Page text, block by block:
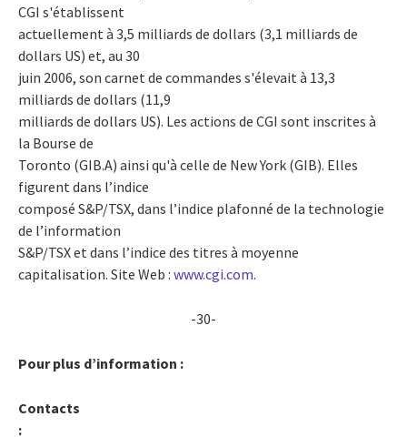
CGI s'établissent
actuellement à 3,5 milliards de dollars (3,1 milliards de
dollars US) et, au 30
juin 2006, son carnet de commandes s'élevait à 13,3
milliards de dollars (11,9
milliards de dollars US). Les actions de CGI sont inscrites à
la Bourse de
Toronto (GIB.A) ainsi qu'à celle de New York (GIB). Elles
figurent dans l’indice
composé S&P/TSX, dans l’indice plafonné de la technologie
de l’information
S&P/TSX et dans l’indice des titres à moyenne
capitalisation. Site Web : www.cgi.com.
-30-
Pour plus d’information :
Contacts
: